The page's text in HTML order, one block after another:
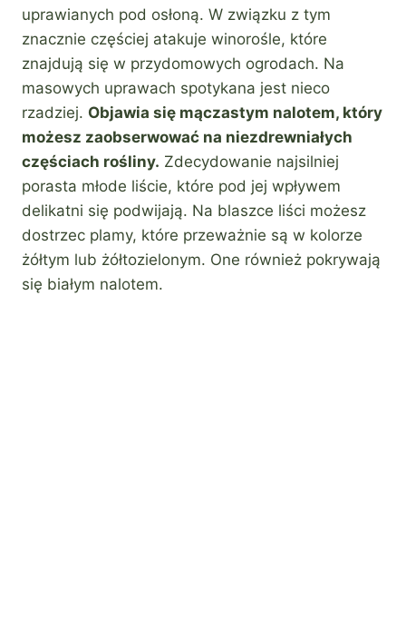
uprawianych pod osłoną. W związku z tym
znacznie częściej atakuje winorośle, które
znajdują się w przydomowych ogrodach. Na
masowych uprawach spotykana jest nieco
rzadziej. Objawia się mączastym nalotem, który
możesz zaobserwować na niezdrewniałych
częściach rośliny. Zdecydowanie najsilniej
porasta młode liście, które pod jej wpływem
delikatni się podwijają. Na blaszce liści możesz
dostrzec plamy, które przeważnie są w kolorze
żółtym lub żółtozielonym. One również pokrywają
się białym nalotem.